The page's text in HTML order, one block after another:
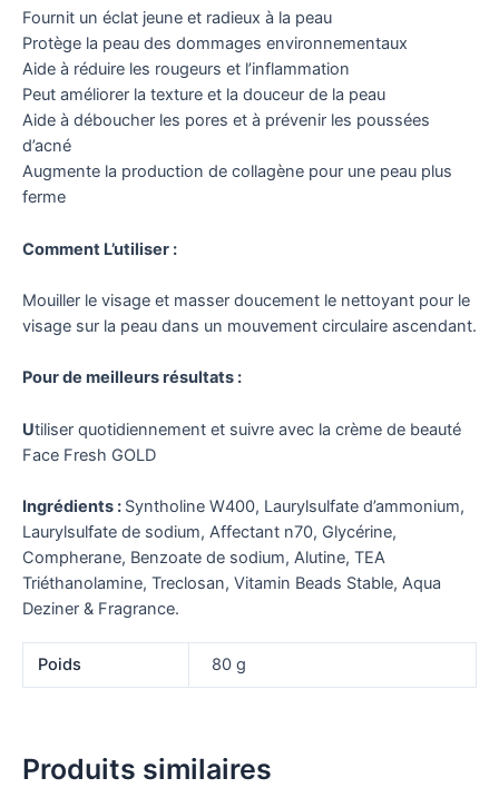
Fournit un éclat jeune et radieux à la peau
Protège la peau des dommages environnementaux
Aide à réduire les rougeurs et l’inflammation
Peut améliorer la texture et la douceur de la peau
Aide à déboucher les pores et à prévenir les poussées
d’acné
Augmente la production de collagène pour une peau plus
ferme
Comment L’utiliser :
Mouiller le visage et masser doucement le nettoyant pour le
visage sur la peau dans un mouvement circulaire ascendant.
Pour de meilleurs résultats :
Utiliser quotidiennement et suivre avec la crème de beauté
Face Fresh GOLD
Ingrédients : Syntholine W400, Laurylsulfate d’ammonium,
Laurylsulfate de sodium, Affectant n70, Glycérine,
Compherane, Benzoate de sodium, Alutine, TEA
Triéthanolamine, Treclosan, Vitamin Beads Stable, Aqua
Deziner & Fragrance.
Poids 80 g
Produits similaires